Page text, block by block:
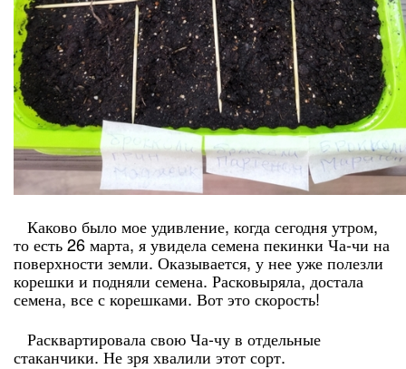
Каково было мое удивление, когда сегодня утром,
то есть 26 марта, я увидела семена пекинки Ча-чи на
поверхности земли. Оказывается, у нее уже полезли
корешки и подняли семена. Расковыряла, достала
семена, все с корешками. Вот это скорость!
Расквартировала свою Ча-чу в отдельные
стаканчики. Не зря хвалили этот сорт.